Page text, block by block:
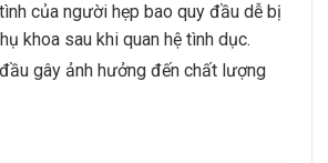
của người hẹp bao quy đầu dễ bị
khoa sau khi quan hệ tình dục.
gây ảnh hưởng đến chất lượng